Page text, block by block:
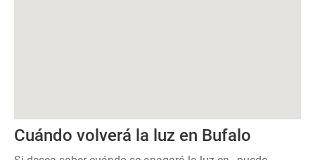
Cuándo volverá la luz en Bufalo